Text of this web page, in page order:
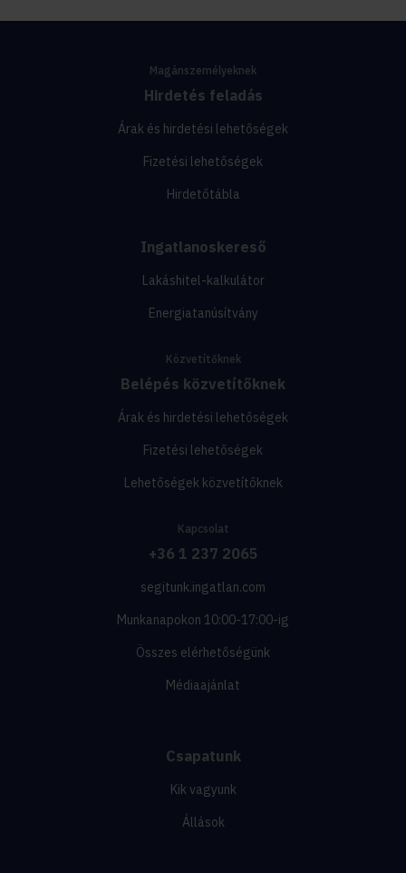
Magánszemélyeknek
Hirdetés feladás
Árak és hirdetési lehetőségek
Fizetési lehetőségek
Hirdetőtábla
Ingatlanoskereső
Lakáshitel-kalkulátor
Energiatanúsítvány
Közvetítőknek
Belépés közvetítőknek
Árak és hirdetési lehetőségek
Fizetési lehetőségek
Lehetőségek közvetítőknek
Kapcsolat
+36 1 237 2065
segitunk.ingatlan.com
Munkanapokon 10:00-17:00-ig
Összes elérhetőségünk
Médiaajánlat
Csapatunk
Kik vagyunk
Állások